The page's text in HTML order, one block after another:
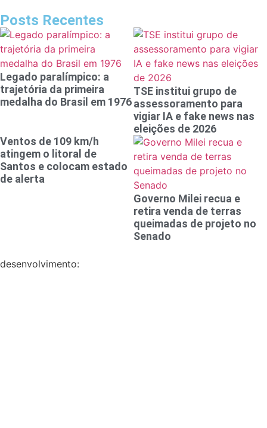
Posts Recentes
Legado paralímpico: a
trajetória da primeira
medalha do Brasil em 1976
TSE institui grupo de
assessoramento para
vigiar IA e fake news nas
eleições de 2026
Ventos de 109 km/h
atingem o litoral de
Santos e colocam estado
de alerta
Governo Milei recua e
retira venda de terras
queimadas de projeto no
Senado
desenvolvimento: